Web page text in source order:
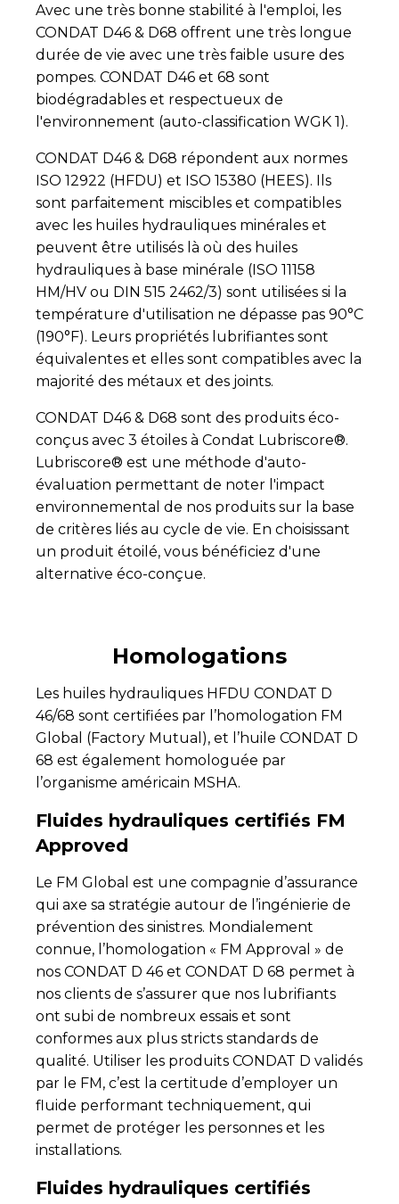
Avec une très bonne stabilité à l'emploi, les
CONDAT D46 & D68 offrent une très longue
durée de vie avec une très faible usure des
pompes. CONDAT D46 et 68 sont
biodégradables et respectueux de
l'environnement (auto-classification WGK 1).
CONDAT D46 & D68 répondent aux normes
ISO 12922 (HFDU) et ISO 15380 (HEES). Ils
sont parfaitement miscibles et compatibles
avec les huiles hydrauliques minérales et
peuvent être utilisés là où des huiles
hydrauliques à base minérale (ISO 11158
HM/HV ou DIN 515 2462/3) sont utilisées si la
température d'utilisation ne dépasse pas 90°C
(190°F). Leurs propriétés lubrifiantes sont
équivalentes et elles sont compatibles avec la
majorité des métaux et des joints.
CONDAT D46 & D68 sont des produits éco-
conçus avec 3 étoiles à Condat Lubriscore®.
Lubriscore® est une méthode d'auto-
évaluation permettant de noter l'impact
environnemental de nos produits sur la base
de critères liés au cycle de vie. En choisissant
un produit étoilé, vous bénéficiez d'une
alternative éco-conçue.
Homologations
Les huiles hydrauliques HFDU CONDAT D
46/68 sont certifiées par l’homologation FM
Global (Factory Mutual), et l’huile CONDAT D
68 est également homologuée par
l’organisme américain MSHA.
Fluides hydrauliques certifiés FM
Approved
Le FM Global est une compagnie d’assurance
qui axe sa stratégie autour de l’ingénierie de
prévention des sinistres. Mondialement
connue, l’homologation « FM Approval » de
nos CONDAT D 46 et CONDAT D 68 permet à
nos clients de s’assurer que nos lubrifiants
ont subi de nombreux essais et sont
conformes aux plus stricts standards de
qualité. Utiliser les produits CONDAT D validés
par le FM, c’est la certitude d’employer un
fluide performant techniquement, qui
permet de protéger les personnes et les
installations.
Fluides hydrauliques certifiés